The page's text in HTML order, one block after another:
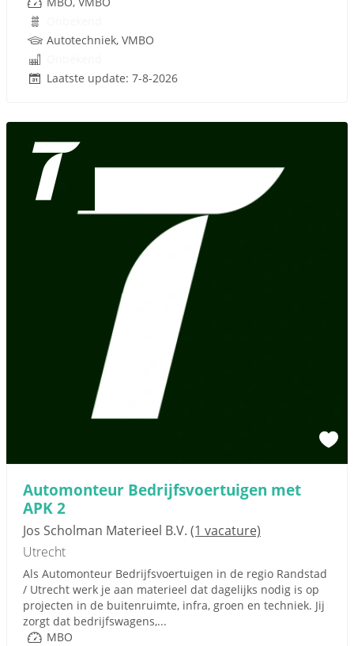
Autotechniek, VMBO
Laatste update: 7-8-2026
Automonteur Bedrijfsvoertuigen met
APK 2
Jos Scholman Materieel B.V. (1 vacature)
Utrecht
Als Automonteur Bedrijfsvoertuigen in de regio Randstad
/ Utrecht werk je aan materieel dat dagelijks nodig is op
projecten in de buitenruimte, infra, groen en techniek. Jij
zorgt dat bedrijfswagens,...
MBO